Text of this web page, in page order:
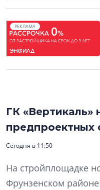
РЕКЛАМА
ГК «Вертикаль»
предпроектных
Сегодня в 11:50
На стройплощадке
Фрунзенском